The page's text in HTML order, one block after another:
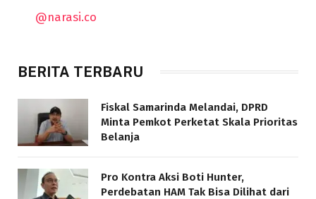
@narasi.co
BERITA TERBARU
Fiskal Samarinda Melandai, DPRD
Minta Pemkot Perketat Skala Prioritas
Belanja
Pro Kontra Aksi Boti Hunter,
Perdebatan HAM Tak Bisa Dilihat dari